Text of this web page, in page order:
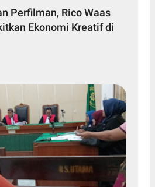
Perfilman, Rico Waas
Ekonomi Kreatif di